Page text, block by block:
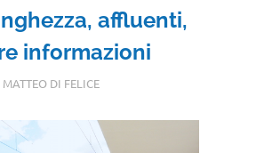
affluenti,
informazioni
MATTEO DI FELICE